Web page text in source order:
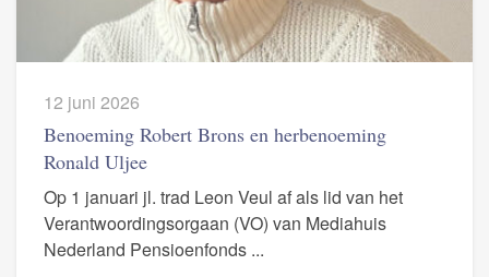
12 juni 2026
Benoeming Robert Brons en herbenoeming
Ronald Uljee
Op 1 januari jl. trad Leon Veul af als lid van het
Verantwoordingsorgaan (VO) van Mediahuis
Nederland Pensioenfonds ...